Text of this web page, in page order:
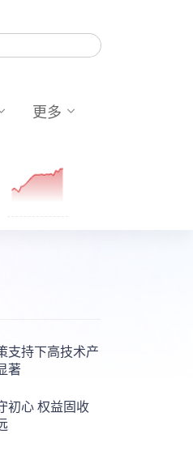
更多
支持下高技术产
著
初心 权益固收